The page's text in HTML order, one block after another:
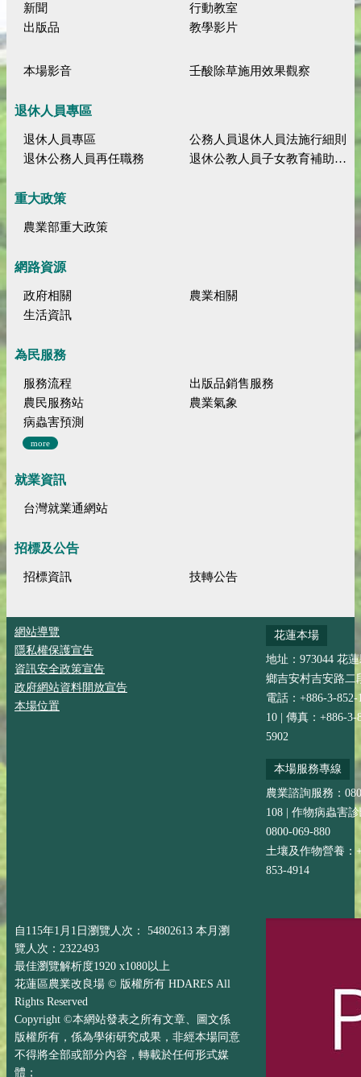
新聞
行動教室
出版品
教學影片
本場影音 壬酸除草施用效果觀察
退休人員專區
退休人員專區
公務人員退休人員法施行細則
退休公務人員再任職務
退休公教人員子女教育補助規定
重大政策
農業部重大政策
網路資源
政府相關
農業相關
生活資訊
為民服務
服務流程
出版品銷售服務
農民服務站
農業氣象
病蟲害預測
more
就業資訊
台灣就業通網站
招標及公告
招標資訊 技轉公告
網站導覽
隱私權保護宣告
資訊安全政策宣告
政府網站資料開放宣告
本場位置
花蓮本場
地址：973044 花
鄉吉安村吉安路二
電話：+886-3-852-
10 | 傳真：+886-3-
5902
本場服務專線
農業諮詢服務：
108 | 作物病蟲害
0800-069-880
土壤及作物營養：
853-4914
自115年1月1日瀏覽人次： 54802613 本月瀏
覽人次：2322493
最佳瀏覽解析度1920 x1080以上
花蓮區農業改良場 © 版權所有 HDARES All
Rights Reserved
Copyright ©本網站發表之所有文章、圖文係
版權所有，係為學術研究成果，非經本場同意
不得將全部或部分內容，轉載於任何形式媒
體；